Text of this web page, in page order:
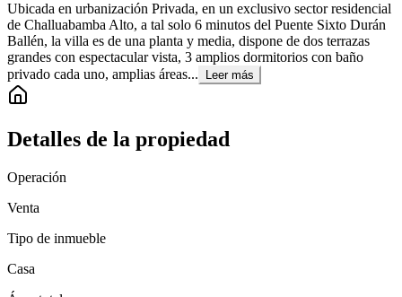
Ubicada en urbanización Privada, en un exclusivo sector residencial
de Challuabamba Alto, a tal solo 6 minutos del Puente Sixto Durán
Ballén, la villa es de una planta y media, dispone de dos terrazas
grandes con espectacular vista, 3 amplios dormitorios con baño
privado cada uno, amplias áreas...
Leer más
Detalles de la propiedad
Operación
Venta
Tipo de inmueble
Casa